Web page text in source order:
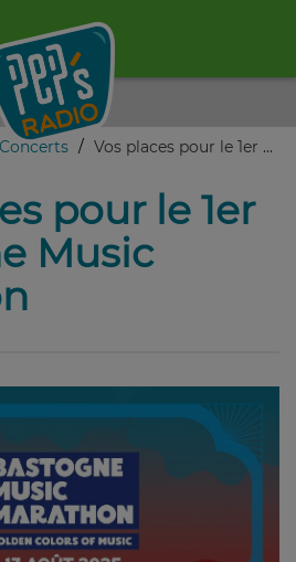
Concerts Vos places pour le 1er Bastogne Music Marathon
pour le 1er
Music